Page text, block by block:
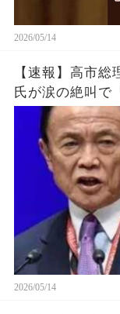
2026/05/14
【速報】高市
氏が涙の絶叫で
中派”完全排除
らかに！！ｗｗｗ
2026/05/14